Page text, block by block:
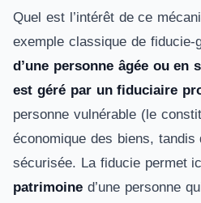
Quel est l’intérêt de ce
exemple classique de fiducie-
d’une personne âgée ou en
est géré par un fiduciaire
personne vulnérable (le
économique des biens,
sécurisée. La fiducie permet
patrimoine d’une personne